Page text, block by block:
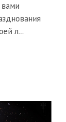
л...